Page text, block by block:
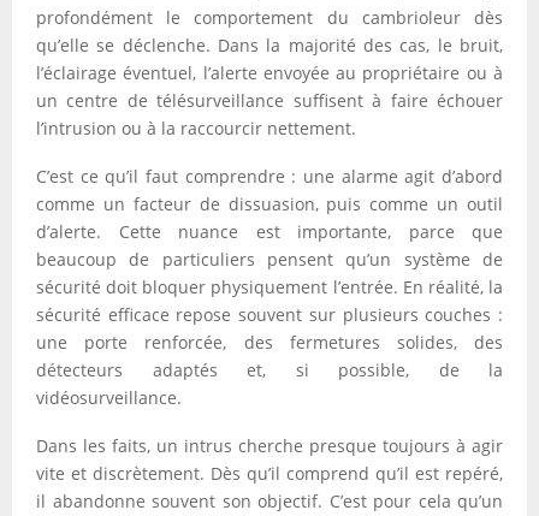
profondément le comportement du cambrioleur dès
qu’elle se déclenche. Dans la majorité des cas, le bruit,
l’éclairage éventuel, l’alerte envoyée au propriétaire ou à
un centre de télésurveillance suffisent à faire échouer
l’intrusion ou à la raccourcir nettement.
C’est ce qu’il faut comprendre : une alarme agit d’abord
comme un facteur de dissuasion, puis comme un outil
d’alerte. Cette nuance est importante, parce que
beaucoup de particuliers pensent qu’un système de
sécurité doit bloquer physiquement l’entrée. En réalité, la
sécurité efficace repose souvent sur plusieurs couches :
une porte renforcée, des fermetures solides, des
détecteurs adaptés et, si possible, de la
vidéosurveillance.
Dans les faits, un intrus cherche presque toujours à agir
vite et discrètement. Dès qu’il comprend qu’il est repéré,
il abandonne souvent son objectif. C’est pour cela qu’un